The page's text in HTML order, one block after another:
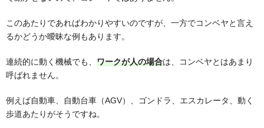
このあたりであればわかりやすいのですが、一方でコンベヤと言え
るかどうか曖昧な例もあります。
連続的に動く機械でも、 ワークが人の場合は、コンベヤとはあまり
呼ばれません。
例えば自動車、自動台車（AGV）、ゴンドラ、エスカレータ、動く
歩道あたりがそうですね。